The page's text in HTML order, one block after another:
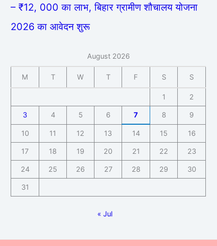
– ₹12, 000 का लाभ, बिहार ग्रामीण शौचालय योजना
2026 का आवेदन शुरू
August 2026
M T W T F S S
1 2
3 4 5 6 7 8 9
10 11 12 13 14 15 16
17 18 19 20 21 22 23
24 25 26 27 28 29 30
31
« Jul